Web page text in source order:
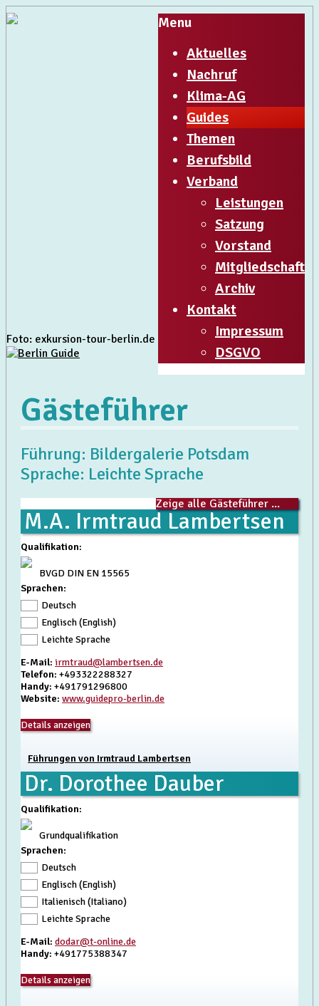
Foto: exkursion-tour-berlin.de
Menu
Aktuelles
Nachruf
Klima-AG
Guides
Themen
Berufsbild
Verband
Leistungen
Satzung
Vorstand
Mitgliedschaft
Archiv
Kontakt
Impressum
DSGVO
Gästeführer
Führung: Bildergalerie Potsdam
Sprache: Leichte Sprache
Zeige alle Gästeführer ...
M.A. Irmtraud Lambertsen
Qualifikation:
BVGD DIN EN 15565
Sprachen:
Deutsch
Englisch (English)
Leichte Sprache
E-Mail: irmtraud@lambertsen.de
Telefon: +493322288327
Handy: +491791296800
Website: www.guidepro-berlin.de
Details anzeigen
Führungen von Irmtraud Lambertsen
Dr. Dorothee Dauber
Qualifikation:
Grundqualifikation
Sprachen:
Deutsch
Englisch (English)
Italienisch (Italiano)
Leichte Sprache
E-Mail: dodar@t-online.de
Handy: +491775388347
Details anzeigen